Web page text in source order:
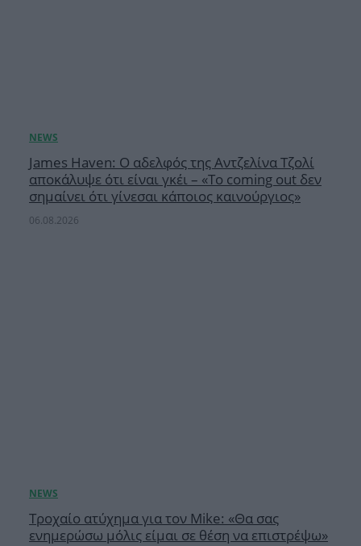
James Haven: Ο αδελφός της Αντζελίνα Τζολί
αποκάλυψε ότι είναι γκέι – «Το coming out δεν
σημαίνει ότι γίνεσαι κάποιος καινούργιος»
06.08.2026
Τροχαίο ατύχημα για τον Mike: «Θα σας
ενημερώσω μόλις είμαι σε θέση να επιστρέψω»